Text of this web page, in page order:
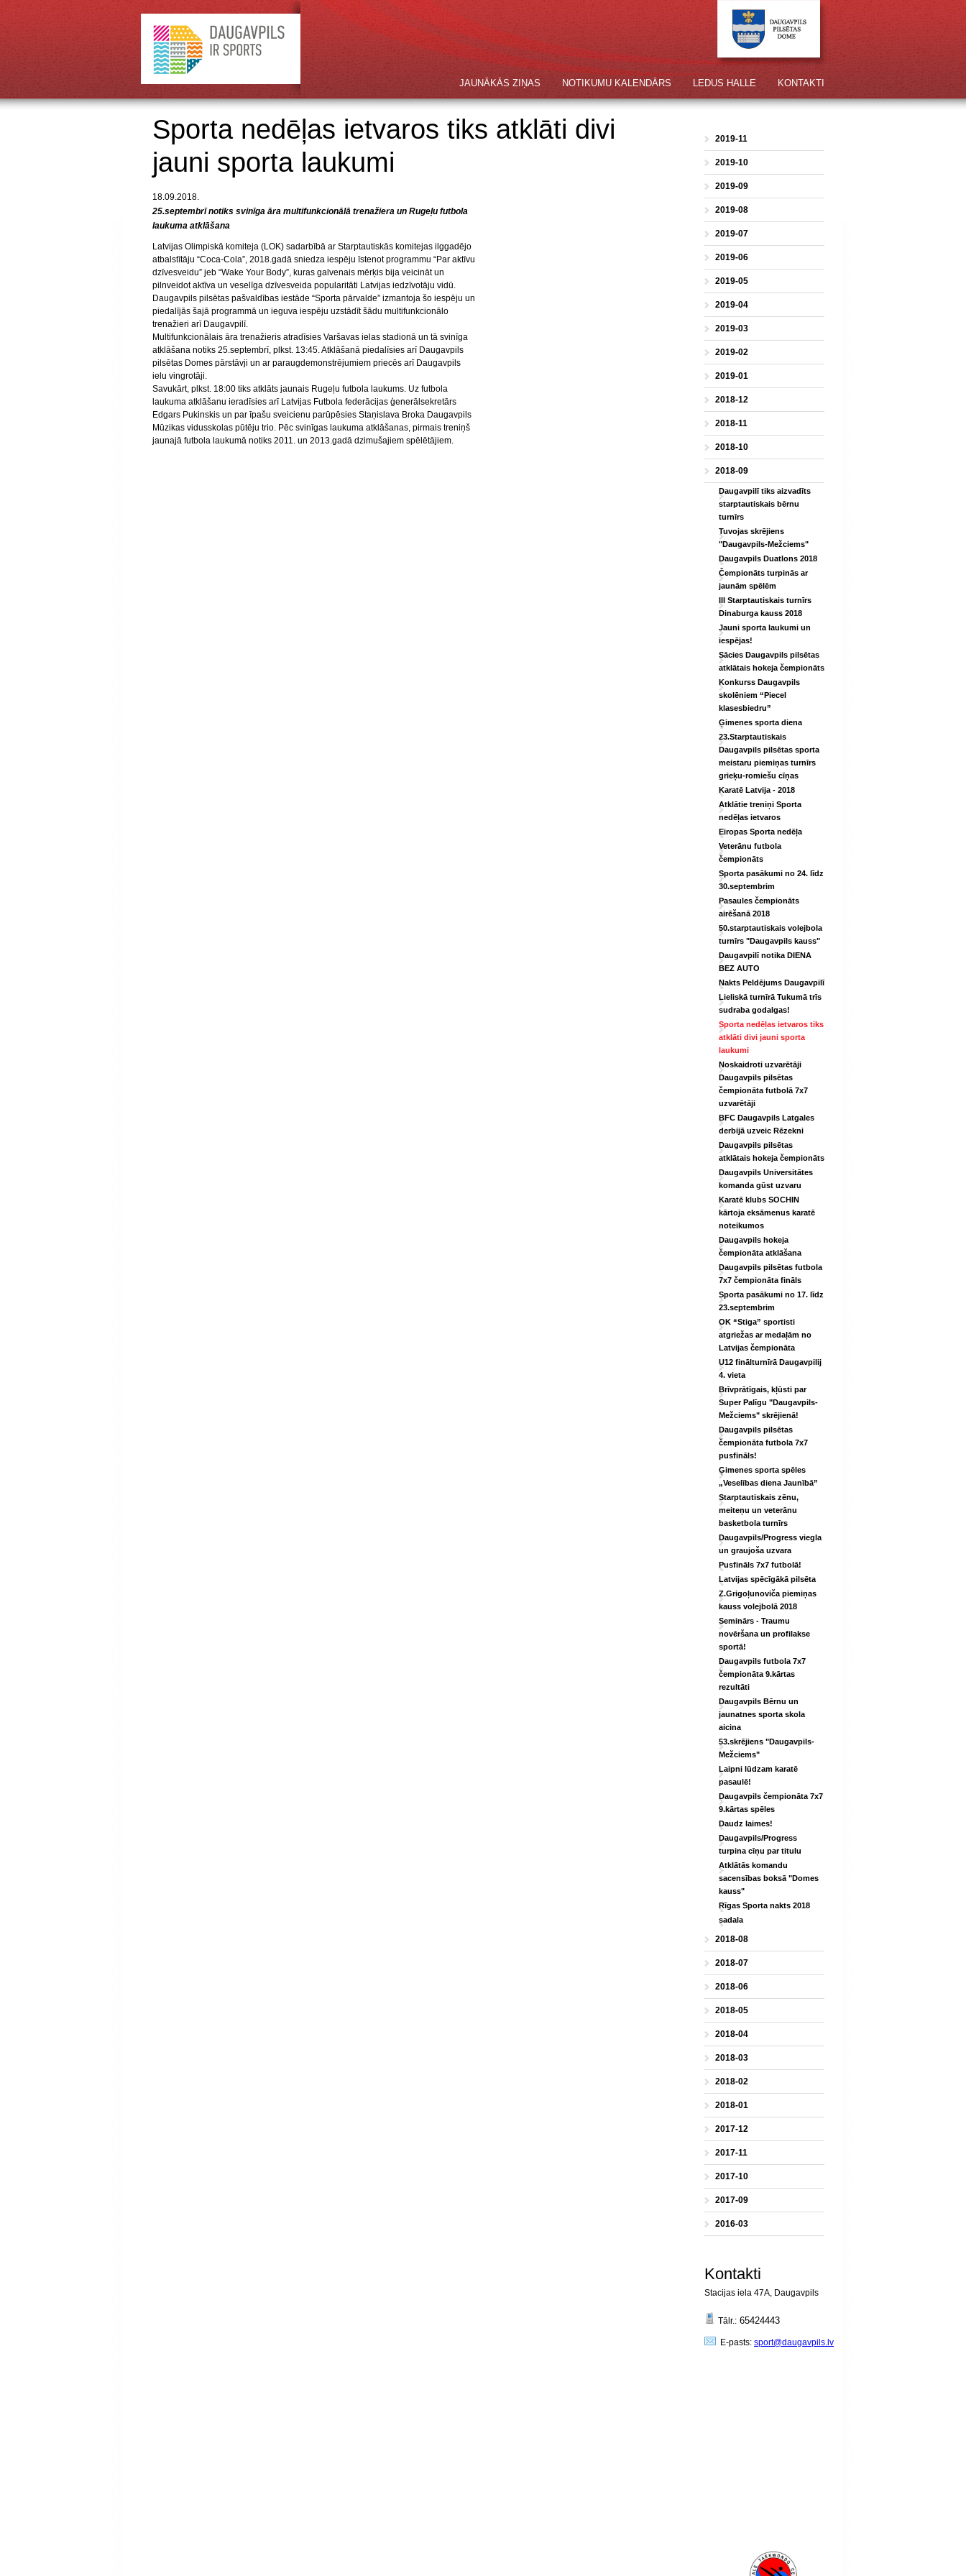
KONTAKTI
LEDUS HALLE
NOTIKUMU KALENDĀRS
JAUNĀKĀS ZIŅAS
2019-11
2019-10
2019-09
2019-08
2019-07
2019-06
2019-05
2019-04
2019-03
2019-02
2019-01
2018-12
2018-11
2018-10
2018-09
Daugavpilī tiks aizvadīts
starptautiskais bērnu
turnīrs
Tuvojas skrējiens
"Daugavpils-Mežciems"
Daugavpils Duatlons 2018
Čempionāts turpinās ar
jaunām spēlēm
III Starptautiskais turnīrs
Dinaburga kauss 2018
Jauni sporta laukumi un
iespējas!
Sācies Daugavpils pilsētas
atklātais hokeja čempionāts
Konkurss Daugavpils
skolēniem “Piecel
klasesbiedru”
Ģimenes sporta diena
23.Starptautiskais
Daugavpils pilsētas sporta
meistaru piemiņas turnīrs
grieķu-romiešu cīņas
Karatē Latvija - 2018
Atklātie treniņi Sporta
nedēļas ietvaros
Eiropas Sporta nedēļa
Veterānu futbola
čempionāts
Sporta pasākumi no 24. līdz
30.septembrim
Pasaules čempionāts
airēšanā 2018
50.starptautiskais volejbola
turnīrs "Daugavpils kauss"
Daugavpilī notika DIENA
BEZ AUTO
Nakts Peldējums Daugavpilī
Lieliskā turnīrā Tukumā trīs
sudraba godalgas!
Sporta nedēļas ietvaros tiks
atklāti divi jauni sporta
laukumi
Noskaidroti uzvarētāji
Daugavpils pilsētas
čempionāta futbolā 7x7
uzvarētāji
BFC Daugavpils Latgales
derbijā uzveic Rēzekni
Daugavpils pilsētas
atklātais hokeja čempionāts
Daugavpils Universitātes
komanda gūst uzvaru
Karatē klubs SOCHIN
kārtoja eksāmenus karatē
noteikumos
Daugavpils hokeja
čempionāta atklāšana
Daugavpils pilsētas futbola
7x7 čempionāta fināls
Sporta pasākumi no 17. līdz
23.septembrim
OK “Stiga” sportisti
atgriežas ar medaļām no
Latvijas čempionāta
U12 finālturnīrā Daugavpilij
4. vieta
Brīvprātīgais, kļūsti par
Super Palīgu "Daugavpils-
Mežciems" skrējienā!
Daugavpils pilsētas
čempionāta futbola 7x7
pusfināls!
Ģimenes sporta spēles
„Veselības diena Jaunībā”
Starptautiskais zēnu,
meiteņu un veterānu
basketbola turnīrs
Daugavpils/Progress viegla
un graujoša uzvara
Pusfināls 7x7 futbolā!
Latvijas spēcīgākā pilsēta
Z.Grigoļunoviča piemiņas
kauss volejbolā 2018
Seminārs - Traumu
novēršana un profilakse
sportā!
Daugavpils futbola 7x7
čempionāta 9.kārtas
rezultāti
Daugavpils Bērnu un
jaunatnes sporta skola
aicina
53.skrējiens "Daugavpils-
Mežciems"
Laipni lūdzam karatē
pasaulē!
Daugavpils čempionāta 7x7
9.kārtas spēles
Daudz laimes!
Daugavpils/Progress
turpina cīņu par titulu
Atklātās komandu
sacensības boksā "Domes
kauss"
Rīgas Sporta nakts 2018
sadala
2018-08
2018-07
2018-06
2018-05
2018-04
2018-03
2018-02
2018-01
2017-12
2017-11
2017-10
2017-09
2016-03
Kontakti
Stacijas iela 47A, Daugavpils
Tālr.: 65424443
E-pasts: sport@daugavpils.lv
Sporta nedēļas ietvaros tiks atklāti divi
jauni sporta laukumi
18.09.2018.
25.septembrī notiks svinīga āra multifunkcionālā trenažiera un Rugeļu futbola
laukuma atklāšana
Latvijas Olimpiskā komiteja (LOK) sadarbībā ar Starptautiskās komitejas ilggadējo
atbalstītāju “Coca-Cola”, 2018.gadā sniedza iespēju īstenot programmu “Par aktīvu
dzīvesveidu” jeb “Wake Your Body”, kuras galvenais mērķis bija veicināt un
pilnveidot aktīva un veselīga dzīvesveida popularitāti Latvijas iedzīvotāju vidū.
Daugavpils pilsētas pašvaldības iestāde “Sporta pārvalde” izmantoja šo iespēju un
piedalījās šajā programmā un ieguva iespēju uzstādīt šādu multifunkcionālo
trenažieri arī Daugavpilī.
Multifunkcionālais āra trenažieris atradīsies Varšavas ielas stadionā un tā svinīga
atklāšana notiks 25.septembrī, plkst. 13:45. Atklāšanā piedalīsies arī Daugavpils
pilsētas Domes pārstāvji un ar paraugdemonstrējumiem priecēs arī Daugavpils
ielu vingrotāji.
Savukārt, plkst. 18:00 tiks atklāts jaunais Rugeļu futbola laukums. Uz futbola
laukuma atklāšanu ieradīsies arī Latvijas Futbola federācijas ģenerālsekretārs
Edgars Pukinskis un par īpašu sveicienu parūpēsies Staņislava Broka Daugavpils
Mūzikas vidusskolas pūtēju trio. Pēc svinīgas laukuma atklāšanas, pirmais treniņš
jaunajā futbola laukumā notiks 2011. un 2013.gadā dzimušajiem spēlētājiem.